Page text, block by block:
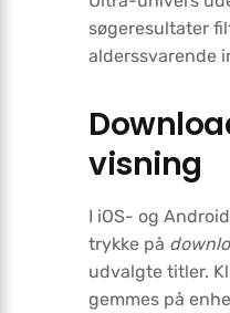
søgeresultater
alderssvarende
visning
I iOS- og
trykke på
udvalgte titler.
gemmes på